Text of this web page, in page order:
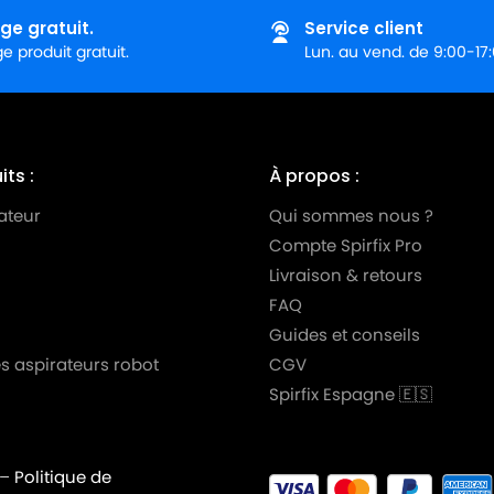
gratuit.
produit gratuit.
Service client
Lun. au vend. de 9:00-
:
aspirateurs robot
À propos :
Qui sommes nous ?
Compte Spirfix Pro
Livraison & retours
FAQ
Guides et conseils
CGV
Spirfix Espagne 🇪🇸
Politique de